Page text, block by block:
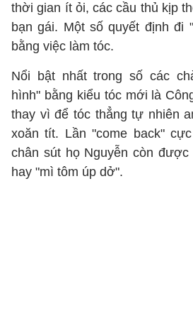
thời gian ít ỏi, các cầu thủ kịp
bạn gái. Một số quyết định đi
bằng việc làm tóc.
Nổi bật nhất trong số các
hình" bằng kiểu tóc mới là
thay vì để tóc thẳng tự nhiên
xoăn tít. Lần "come back"
chân sút họ Nguyễn còn
hay "mì tôm úp dở".